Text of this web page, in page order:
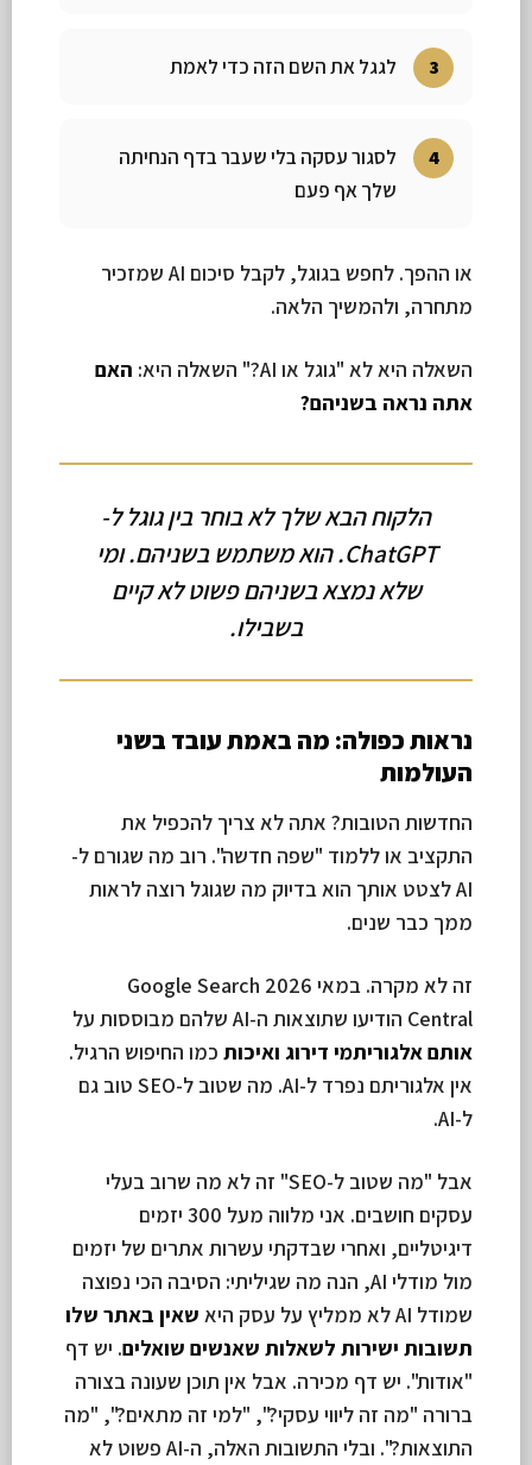
לגגל את השם הזה כדי לאמת
לסגור עסקה בלי שעבר בדף הנחיתה
שלך אף פעם
או ההפך. לחפש בגוגל, לקבל סיכום AI שמזכיר
מתחרה, ולהמשיך הלאה.
השאלה היא לא "גוגל או AI?" השאלה היא:
האם
אתה נראה בשניהם?
הלקוח הבא שלך לא בוחר בין גוגל ל-
ChatGPT. הוא משתמש בשניהם. ומי
שלא נמצא בשניהם פשוט לא קיים
בשבילו.
נראות כפולה: מה באמת עובד בשני
העולמות
החדשות הטובות? אתה לא צריך להכפיל את
התקציב או ללמוד "שפה חדשה". רוב מה שגורם ל-
AI לצטט אותך הוא בדיוק מה שגוגל רוצה לראות
ממך כבר שנים.
זה לא מקרה. במאי 2026 Google Search
Central הודיעו שתוצאות ה-AI שלהם מבוססות על
אותם אלגוריתמי דירוג ואיכות כמו החיפוש הרגיל.
אין אלגוריתם נפרד ל-AI. מה שטוב ל-SEO טוב גם
ל-AI.
אבל "מה שטוב ל-SEO" זה לא מה שרוב בעלי
עסקים חושבים. אני מלווה מעל 300 יזמים
דיגיטליים, ואחרי שבדקתי עשרות אתרים של יזמים
מול מודלי AI, הנה מה שגיליתי: הסיבה הכי נפוצה
שמודל AI לא ממליץ על עסק היא
שאין באתר שלו
תשובות ישירות לשאלות שאנשים שואלים. יש דף
"אודות". יש דף מכירה. אבל אין תוכן שעונה בצורה
ברורה "מה זה ליווי עסקי?", "למי זה מתאים?", "מה
התוצאות?". ובלי התשובות האלה, ה-AI פשוט לא